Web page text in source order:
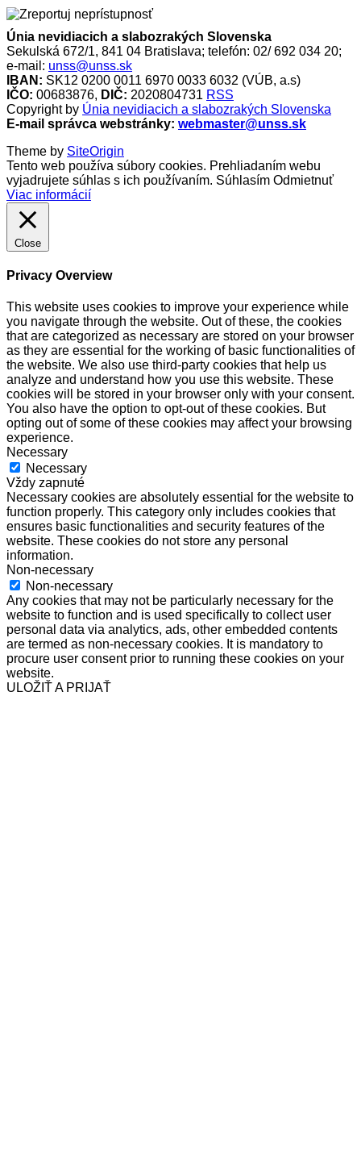
Únia nevidiacich a slabozrakých Slovenska
Sekulská 672/1, 841 04 Bratislava; telefón: 02/ 692 034 20;
e-mail: unss@unss.sk
IBAN: SK12 0200 0011 6970 0033 6032 (VÚB, a.s)
IČO: 00683876, DIČ: 2020804731 RSS
Copyright by Únia nevidiacich a slabozrakých Slovenska
E-mail správca webstránky: webmaster@unss.sk
Theme by SiteOrigin
Tento web používa súbory cookies. Prehliadaním webu
vyjadrujete súhlas s ich používaním. Súhlasím Odmietnuť
Viac informácií
Close
Privacy Overview
This website uses cookies to improve your experience while
you navigate through the website. Out of these, the cookies
that are categorized as necessary are stored on your browser
as they are essential for the working of basic functionalities of
the website. We also use third-party cookies that help us
analyze and understand how you use this website. These
cookies will be stored in your browser only with your consent.
You also have the option to opt-out of these cookies. But
opting out of some of these cookies may affect your browsing
experience.
Necessary
Necessary
Vždy zapnuté
Necessary cookies are absolutely essential for the website to
function properly. This category only includes cookies that
ensures basic functionalities and security features of the
website. These cookies do not store any personal
information.
Non-necessary
Non-necessary
Any cookies that may not be particularly necessary for the
website to function and is used specifically to collect user
personal data via analytics, ads, other embedded contents
are termed as non-necessary cookies. It is mandatory to
procure user consent prior to running these cookies on your
website.
ULOŽIŤ A PRIJAŤ